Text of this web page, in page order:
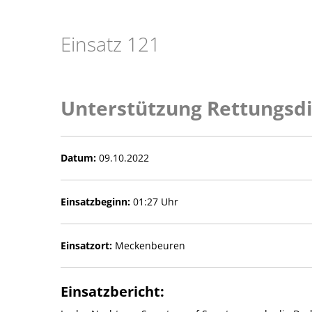
Einsatz 121
Unterstützung
Datum: 09.10.2022
Einsatzbeginn: 01:27 Uhr
Einsatzort: Meckenbeuren
Einsatzbericht: